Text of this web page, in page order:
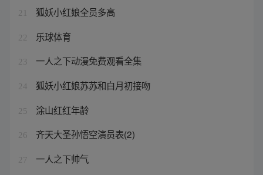
21 狐妖小红娘全员多高
22 乐球体育
23 一人之下动漫免费观看全集
24 狐妖小红娘苏苏和白月初接吻
25 涂山红红年龄
26 齐天大圣孙悟空演员表(2)
27 一人之下帅气